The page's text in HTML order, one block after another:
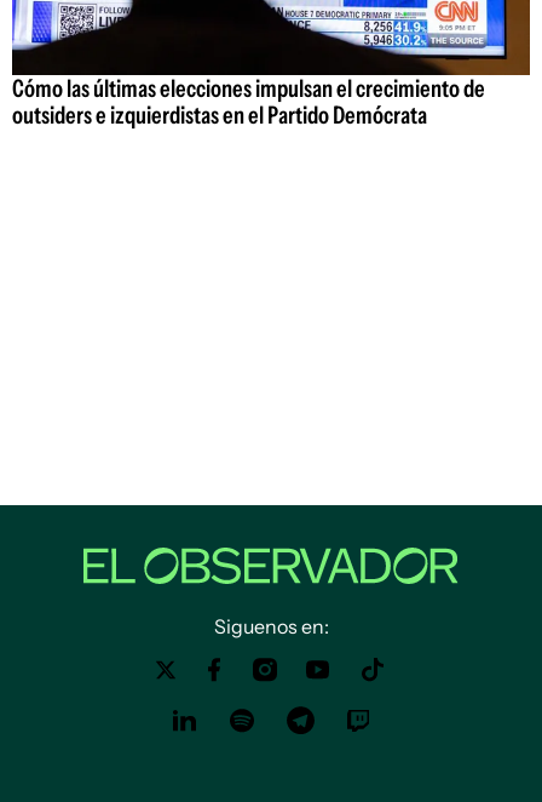
Cómo las últimas elecciones impulsan el crecimiento de
outsiders e izquierdistas en el Partido Demócrata
Siguenos en: